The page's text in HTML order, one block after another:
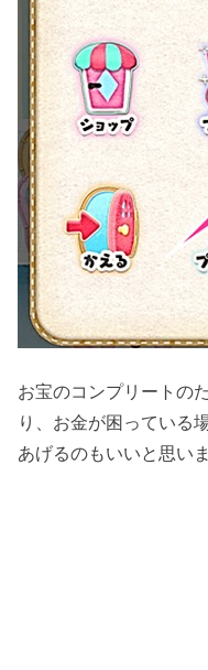
お宝のコンプリートの
り、お金が困っている
あげるのもいいと思いま